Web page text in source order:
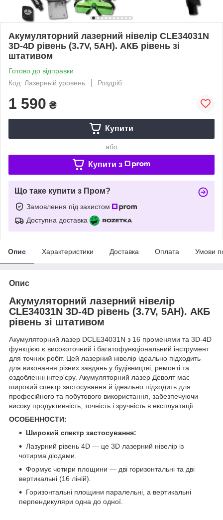
Акумуляторний лазерний нівелір CLE34031N
3D-4D рівень (3.7V, 5AH). АКБ рівень зі
штативом
Готово до відправки
Код: Лазерный уровень
Роздріб
1 590 ₴
Купити
або
Купити з
Що таке купити з Пром?
Замовлення під захистом
Доступна доставка
Опис Характеристики Доставка Оплата Умови
Опис
Акумуляторний лазерний нівелір
CLE34031N 3D-4D рівень (3.7V, 5AH). АКБ
рівень зі штативом
Акумуляторний лазер DCLE34031N з 16 променями та 3D-4D
функцією є високоточний і багатофункціональний інструмент
для точних робіт. Цей лазерний нівелір ідеально підходить
для виконання різних завдань у будівництві, ремонті та
оздобленні інтер'єру. Акумуляторний лазер Деволт має
широкий спектр застосування й ідеально підходить для
професійного та побутового використання, забезпечуючи
високу продуктивність, точність і зручність в експлуатації.
ОСОБЕННОСТИ:
Широкий спектр застосування:
Лазурний рівень 4D — це 3D лазерний нівелір із
чотирма діодами.
Формує чотири площини — дві горизонтальні та дві
вертикальні (16 ліній).
Горизонтальні площини паралельні, а вертикальні
перпендикуляри одна до одної.